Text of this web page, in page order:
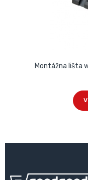
Montážna lišta